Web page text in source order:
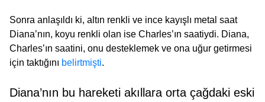
Sonra anlaşıldı ki, altın renkli ve ince kayışlı metal saat
Diana’nın, koyu renkli olan ise Charles’ın saatiydi. Diana,
Charles’ın saatini, onu desteklemek ve ona uğur getirmesi
için taktığını belirtmişti.
Diana’nın bu hareketi akıllara orta çağdaki eski